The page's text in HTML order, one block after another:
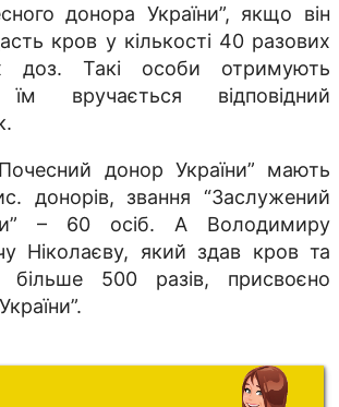
донора України”, якщо він
кров у кількості 40 разових
доз. Такі особи отримують
їм вручається відповідний
донор України” мають
донорів, звання “Заслужений
– 60 осіб. А Володимиру
Ніколаєву, який здав кров та
більше 500 разів, присвоєно